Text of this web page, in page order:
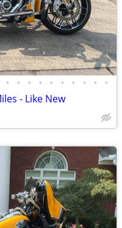
• • • • • • • • • •
- Like New